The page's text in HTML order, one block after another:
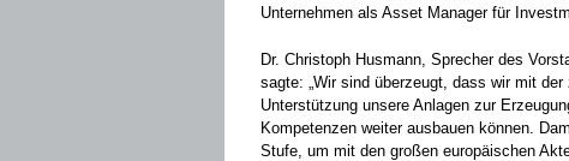
Unternehmen als Asset Manager für
Dr. Christoph Husmann, Sprecher des
sagte: „Wir sind überzeugt, dass wir mit
Unterstützung unsere Anlagen zur
Kompetenzen weiter ausbauen können.
Stufe, um mit den großen europäischen